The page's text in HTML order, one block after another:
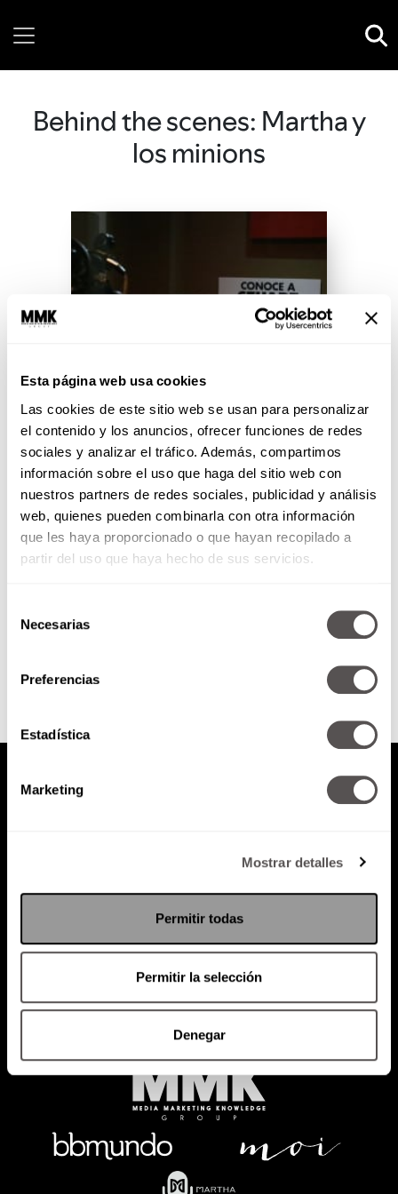
Esta página web usa cookies
Las cookies de este sitio web se usan para personalizar
el contenido y los anuncios, ofrecer funciones de redes
sociales y analizar el tráfico. Además, compartimos
información sobre el uso que haga del sitio web con
nuestros partners de redes sociales, publicidad y análisis
web, quienes pueden combinarla con otra información
que les haya proporcionado o que hayan recopilado a
partir del uso que haya hecho de sus servicios.
Necesarias
Preferencias
Estadística
Marketing
Mostrar detalles
Permitir todas
Permitir la selección
Denegar
Behind the scenes: Martha y
los minions
Behind the scenes: Martha y los
minions
Martha se metió al estudio para
darle voz a la reina de Inglaterra
en la nueva película de los
Política de Privacidad
RADIO MARTHA